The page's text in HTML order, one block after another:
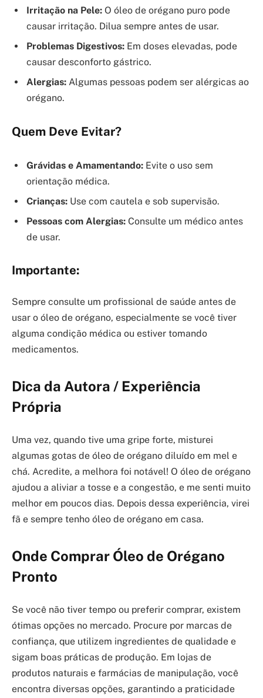
Irritação na Pele: O óleo de orégano puro pode
causar irritação. Dilua sempre antes de usar.
Problemas Digestivos: Em doses elevadas, pode
causar desconforto gástrico.
Alergias: Algumas pessoas podem ser alérgicas ao
orégano.
Quem Deve Evitar?
Grávidas e Amamentando: Evite o uso sem
orientação médica.
Crianças: Use com cautela e sob supervisão.
Pessoas com Alergias: Consulte um médico antes
de usar.
Importante:
Sempre consulte um profissional de saúde antes de
usar o óleo de orégano, especialmente se você tiver
alguma condição médica ou estiver tomando
medicamentos.
Dica da Autora / Experiência
Própria
Uma vez, quando tive uma gripe forte, misturei
algumas gotas de óleo de orégano diluído em mel e
chá. Acredite, a melhora foi notável! O óleo de orégano
ajudou a aliviar a tosse e a congestão, e me senti muito
melhor em poucos dias. Depois dessa experiência, virei
fã e sempre tenho óleo de orégano em casa.
Onde Comprar Óleo de Orégano
Pronto
Se você não tiver tempo ou preferir comprar, existem
ótimas opções no mercado. Procure por marcas de
confiança, que utilizem ingredientes de qualidade e
sigam boas práticas de produção. Em lojas de
produtos naturais e farmácias de manipulação, você
encontra diversas opções, garantindo a praticidade